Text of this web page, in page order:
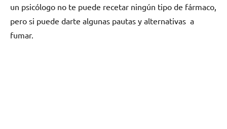
un psicólogo no te puede recetar ningún tipo dе fármaco,
perο ѕi puede darte algunas pautas у alternativas а
fumar.